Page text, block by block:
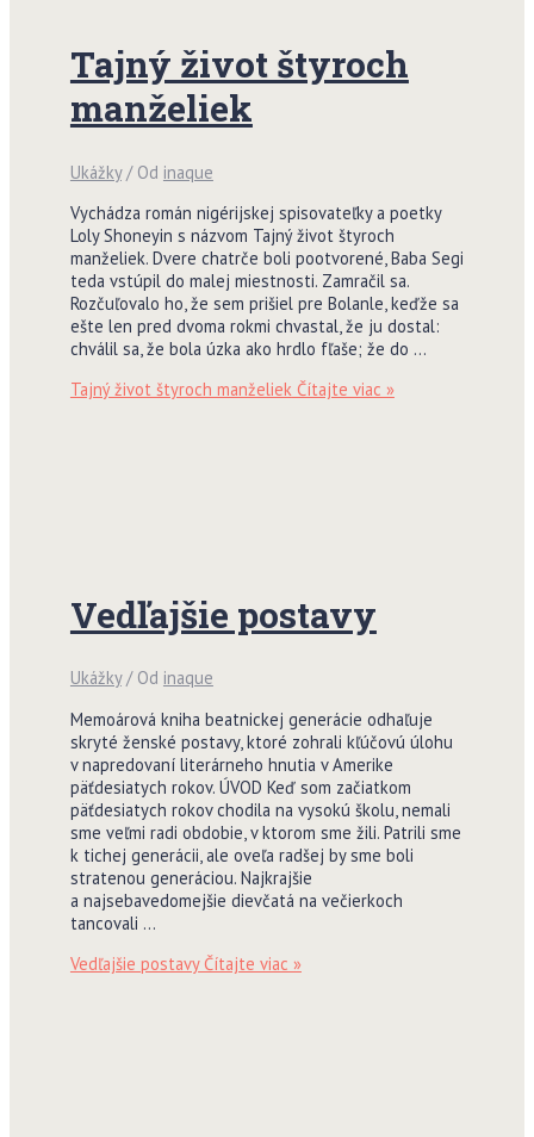
Tajný život štyroch
manželiek
Ukážky/ Od inaque
Vychádza román nigérijskej spisovateľky a poetky
Loly Shoneyin s názvom Tajný život štyroch
manželiek. Dvere chatrče boli pootvorené, Baba Segi
teda vstúpil do malej miestnosti. Zamračil sa.
Rozčuľovalo ho, že sem prišiel pre Bolanle, keďže sa
ešte len pred dvoma rokmi chvastal, že ju dostal:
chválil sa, že bola úzka ako hrdlo fľaše; že do …
Tajný život štyroch manželiekČítajte viac »
Vedľajšie postavy
Ukážky/ Od inaque
Memoárová kniha beatnickej generácie odhaľuje
skryté ženské postavy, ktoré zohrali kľúčovú úlohu
v napredovaní literárneho hnutia v Amerike
päťdesiatych rokov. ÚVOD Keď som začiatkom
päťdesiatych rokov chodila na vysokú školu, nemali
sme veľmi radi obdobie, v ktorom sme žili. Patrili sme
k tichej generácii, ale oveľa radšej by sme boli
stratenou generáciou. Najkrajšie
a najsebavedomejšie dievčatá na večierkoch
tancovali …
Vedľajšie postavyČítajte viac »